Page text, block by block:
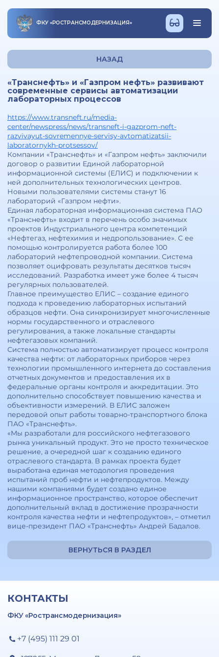
ФКУ «РОСТРАНСМОДЕРНИЗАЦИЯ»
НАЗАД
«Транснефть» и «Газпром нефть» развивают
современные сервисы автоматизации
лабораторных процессов
https://www.transneft.ru/media-
center/newspress/news/transneft-i-gazprom-neft-
razvivayut-sovremennye-servisy-avtomatizatsii-
laboratornykh-protsessov/
Компании «Транснефть» и «Газпром нефть» заключили
договор о развитии Единой лабораторной
информационной системы (ЕЛИС) и подключении к
ней дополнительных технологических центров.
Новыми пользователями системы станут 16
лабораторий «Газпром нефти».
Единая лабораторная информационная система ПАО
«Транснефть» входит в перечень особо значимых
проектов Индустриального центра компетенций
«Нефтегаз, нефтехимия и недропользование». С ее
помощью контролируется работа более 100
лабораторий нефтепроводной компании. Система
позволяет оцифровать результаты десятков тысяч
исследований. Разработка имеет уже более 4 тысяч
регулярных пользователей.
Главное преимущество ЕЛИС – создание единого
подхода к проведению лабораторных испытаний
образцов нефти. Она синхронизирует многочисленные
нормы государственного и отраслевого
регулирования, а также локальные стандарты
нефтегазовых компаний.
Система полностью автоматизирует процесс контроля
качества нефти: от лабораторных приборов через
технологии промышленного интернета до составления
отчетных документов и предоставления их в
федеральные органы контроля и аккредитации. Это
дополнительно способствует повышению качества и
объективности измерений. В ЕЛИС заложен
передовой опыт работы товарно-транспортного блока
ПАО «Транснефть».
«Мы разработали для российского нефтегазового
рынка уникальный продукт. Это не просто техническое
решение, а очередной шаг к созданию единого
отраслевого стандарта. В рамках проекта будет
выработана единая методология проведения
испытаний проб нефти и нефтепродуктов. Между
нашими компаниями будет создано единое
информационное пространство, которое обеспечит
дополнительный вклад в достижение прозрачности
контроля качества нефти и нефтепродуктов», – отметил
вице-президент ПАО «Транснефть» Андрей Бадалов.
ВЕРНУТЬСЯ В РАЗДЕЛ
КОНТАКТЫ
ФКУ «Ространсмодернизация»
+7 (495) 111 29 01